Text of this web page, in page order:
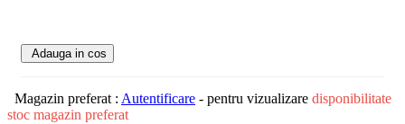
Adauga in cos
Magazin preferat : Autentificare - pentru vizualizare disponibilitate
stoc magazin preferat